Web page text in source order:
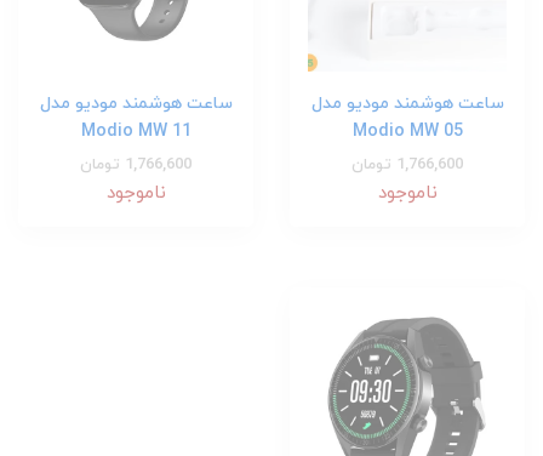
ساعت هوشمند مودیو مدل
Modio MW 05
1,766,600 تومان
ناموجود
ساعت هوشمند مودیو مدل
Modio MW 11
1,766,600 تومان
ناموجود